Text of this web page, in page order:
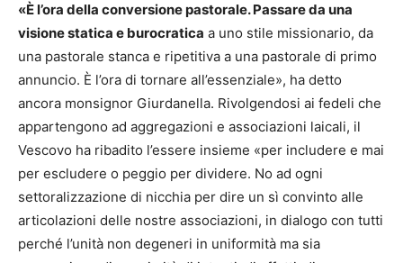
«È l’ora della conversione pastorale. Passare da una
visione statica e burocratica a uno stile missionario, da
una pastorale stanca e ripetitiva a una pastorale di primo
annuncio. È l’ora di tornare all’essenziale», ha detto
ancora monsignor Giurdanella. Rivolgendosi ai fedeli che
appartengono ad aggregazioni e associazioni laicali, il
Vescovo ha ribadito l’essere insieme «per includere e mai
per escludere o peggio per dividere. No ad ogni
settoralizzazione di nicchia per dire un sì convinto alle
articolazioni delle nostre associazioni, in dialogo con tutti
perché l’unità non degeneri in uniformità ma sia